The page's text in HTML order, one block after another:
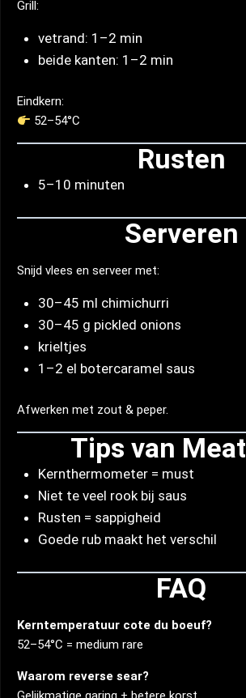
Grill:
vetrand: 1–2 min
beide kanten: 1–2 min
Eindkern:
52–54°C
Rusten
5–10 minuten
Serveren
Snijd vlees en serveer met:
30–45 ml chimichurri
30–45 g pickled onions
krieltjes
1–2 el botercaramel saus
Afwerken met zout & peper.
Tips van
Kernthermometer = must
Niet te veel rook bij saus
Rusten = sappigheid
Goede rub maakt het verschil
FAQ
Kerntemperatuur cote du boeuf?
52–54°C = medium rare
Waarom reverse sear?